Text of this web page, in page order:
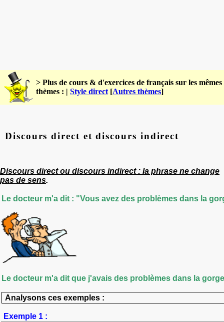
> Plus de cours & d'exercices de français sur les mêmes
thèmes : | Style direct [Autres thèmes]
Discours direct et discours indirect
Discours direct ou discours indirect : la phrase ne change
pas de sens.
Le docteur m'a dit : "Vous avez des problèmes dans la
Le docteur m'a dit que j'avais des problèmes dans la
Analysons ces exemples :
Exemple 1 :